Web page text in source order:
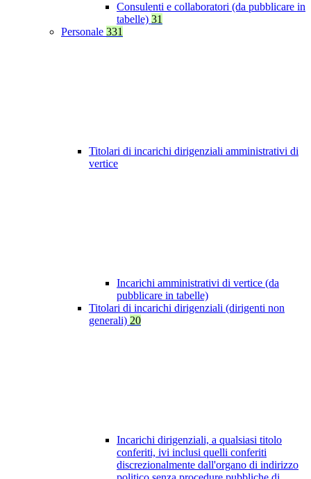
Consulenti e collaboratori (da pubblicare in
tabelle) 31
Personale 331
Titolari di incarichi dirigenziali amministrativi di
vertice
Incarichi amministrativi di vertice (da
pubblicare in tabelle)
Titolari di incarichi dirigenziali (dirigenti non
generali) 20
Incarichi dirigenziali, a qualsiasi titolo
conferiti, ivi inclusi quelli conferiti
discrezionalmente dall'organo di indirizzo